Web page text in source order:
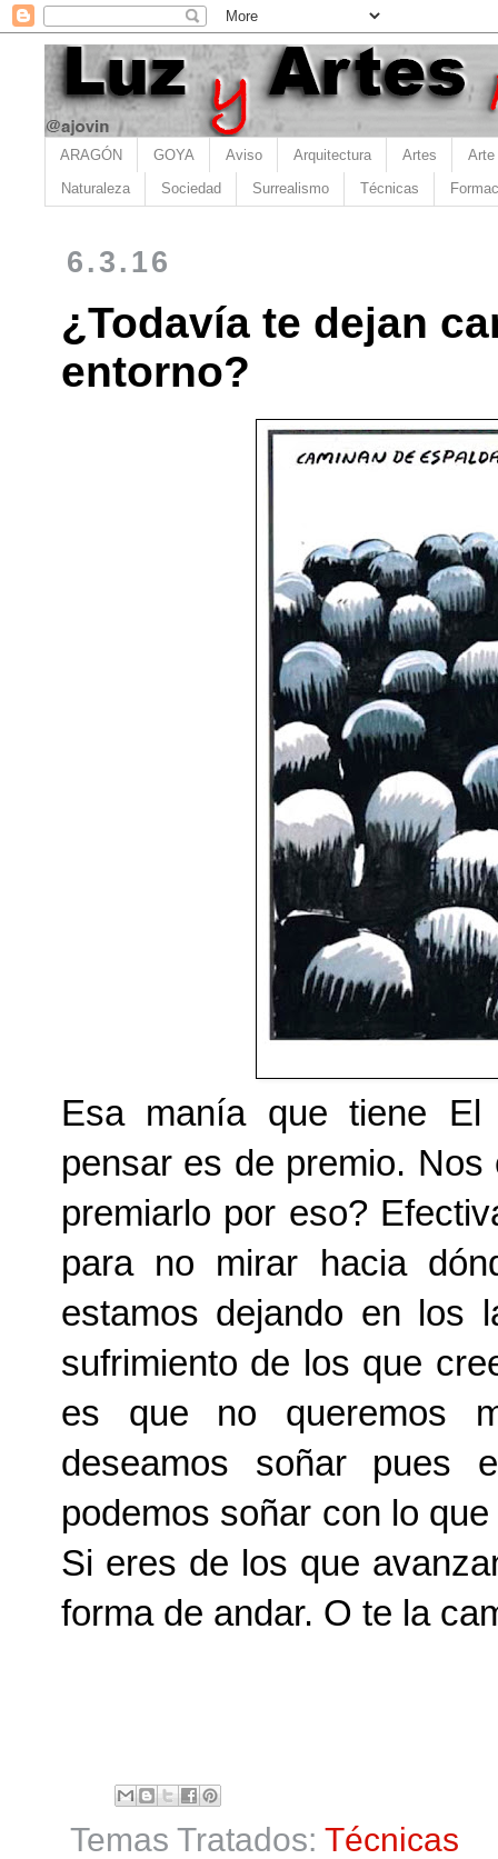
ARAGÓN GOYA Aviso Arquitectura Artes Arte
Naturaleza Sociedad Surrealismo Técnicas
6.3.16
¿Todavía te dejan
entorno?
Esa manía que tiene El
pensar es de premio.
premiarlo por eso?
para no mirar hacia
estamos dejando en los
sufrimiento de los que
es que no queremos
deseamos soñar pues
podemos soñar con lo
Si eres de los que
forma de andar. O te la
Temas Tratados: Técnicas